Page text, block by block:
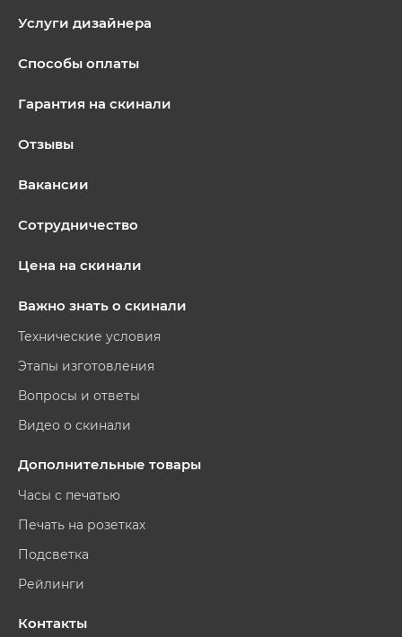
Услуги дизайнера
Способы оплаты
Гарантия на скинали
Отзывы
Вакансии
Сотрудничество
Цена на скинали
Важно знать о скинали
Технические условия
Этапы изготовления
Вопросы и ответы
Видео о скинали
Дополнительные товары
Часы с печатью
Печать на розетках
Подсветка
Рейлинги
Контакты